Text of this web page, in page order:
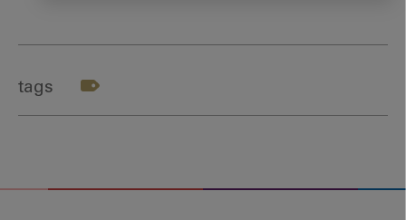
マ
tags